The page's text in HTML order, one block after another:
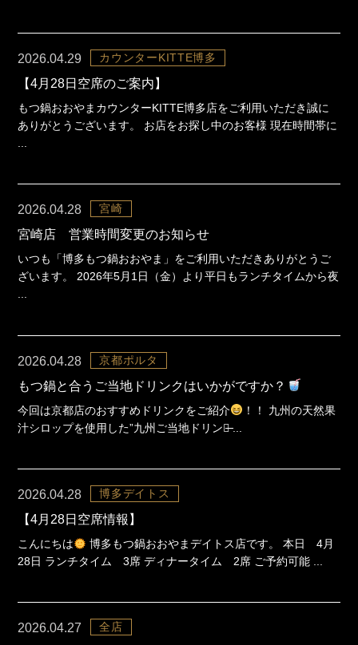
2026.04.29 カウンターKITTE博多
【4月28日空席のご案内】
もつ鍋おおやまカウンターKITTE博多店をご利用いただき誠に
ありがとうございます。 お店をお探し中のお客様 現在時間帯に
2026.04.28 宮崎
宮崎店 営業時間変更のお知らせ
いつも「博多もつ鍋おおやま」をご利用いただきありがとうご
ざいます。 2026年5月1日（金）より平日もランチタイムから夜
...
2026.04.28 京都ポルタ
もつ鍋と合うご当地ドリンクはいかがですか？
今回は京都店のおすすめドリンクをご紹介
！！ 九州の天然果
汁シロップを使用した”九州ご当地ドリンク̶ ...
2026.04.28 博多デイトス
【4月28日空席情報】
こんにちは
博多もつ鍋おおやまデイトス店です。 本日 4月
28日 ランチタイム 3席 ディナータイム 2席 ご予約可能 ...
2026.04.27 全店